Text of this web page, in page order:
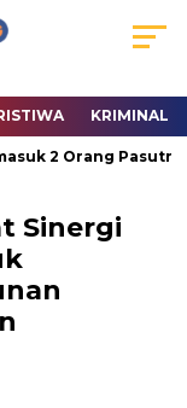
KRIMINAL
2 Orang Pasutri
Sinergi